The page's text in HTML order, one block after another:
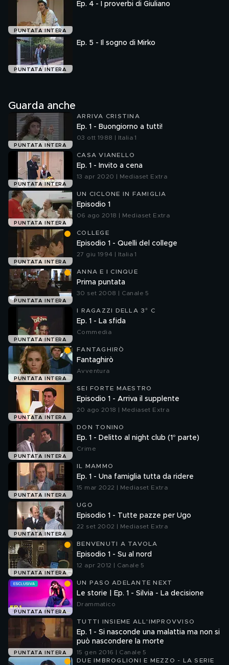
PUNTATA INTERA
Ep. 4 - I proverbi di Giuliano
PUNTATA INTERA
Ep. 5 - Il sogno di Mirko
Guarda anche
PUNTATA INTERA
ARRIVA CRISTINA
Ep. 1 - Buongiorno a tutti!
03 ott 1988 | Italia 1
PUNTATA INTERA
CASA VIANELLO
Ep. 1 - Invito a cena
13 apr 2020 | Mediaset Extra
PUNTATA INTERA
UN CICLONE IN FAMIGLIA
Episodio 1
06 ago 2018 | Mediaset Extra
PUNTATA INTERA
COLLEGE
Episodio 1 - Quelli del college
27 giu 1994 | Italia 1
PUNTATA INTERA
ANNA E I CINQUE
Prima puntata
30 set 2008 | Canale 5
PUNTATA INTERA
I RAGAZZI DELLA 3° C
Ep. 1 - La sfida
Commedia
PUNTATA INTERA
FANTAGHIRÒ
Fantaghirò
Avventura
PUNTATA INTERA
SEI FORTE MAESTRO
Episodio 1 - Arriva il supplente
20 ago 2018 | Mediaset Extra
PUNTATA INTERA
DON TONINO
Ep. 1 - Delitto al night club (1° parte)
Crime
PUNTATA INTERA
IL MAMMO
Ep. 1 - Una famiglia tutta da ridere
15 mar 2022 | Mediaset Extra
PUNTATA INTERA
UGO
Episodio 1 - Tutte pazze per Ugo
22 set 2002 | Mediaset Extra
PUNTATA INTERA
BENVENUTI A TAVOLA
Episodio 1 - Su al nord
12 apr 2012 | Canale 5
PUNTATA INTERA
UN PASO ADELANTE NEXT
Le storie | Ep. 1 - Silvia - La decisione
Drammatico
PUNTATA INTERA
TUTTI INSIEME ALL'IMPROVVISO
Ep. 1 - Si nasconde una malattia ma non si
può nascondere la morte
15 gen 2016 | Canale 5
DUE IMBROGLIONI E MEZZO - LA SERIE